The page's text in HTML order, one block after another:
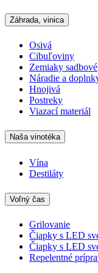
Záhrada, vinica
Osivá
Cibuľoviny
Zemiaky sadbové
Náradie a
Hnojivá
Postreky
Viazací materiál
Naša vinotéka
Vína
Destiláty
Voľný čas
Grilovanie
Čiapky s LED
Čiapky s LED
Repelentné